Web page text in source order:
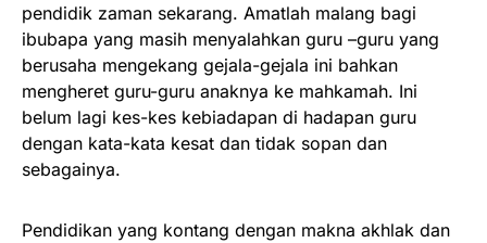
pendidik zaman sekarang. Amatlah malang bagi
ibubapa yang masih menyalahkan guru –guru yang
berusaha mengekang gejala-gejala ini bahkan
mengheret guru-guru anaknya ke mahkamah. Ini
belum lagi kes-kes kebiadapan di hadapan guru
dengan kata-kata kesat dan tidak sopan dan
sebagainya.
Pendidikan yang kontang dengan makna akhlak dan